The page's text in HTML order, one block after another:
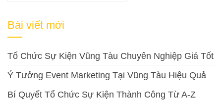
Bài viết mới
Tổ Chức Sự Kiện Vũng Tàu Chuyên Nghiệp Giá Tốt
Ý Tưởng Event Marketing Tại Vũng Tàu Hiệu Quả
Bí Quyết Tổ Chức Sự Kiện Thành Công Từ A-Z